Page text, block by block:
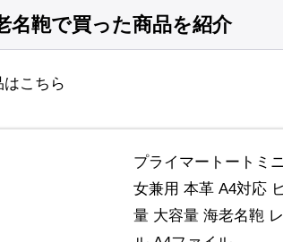
名鞄で買った商品を紹介
こちら
プライマートートミ
女兼用 本革 A4対応
量 大容量 海老名鞄